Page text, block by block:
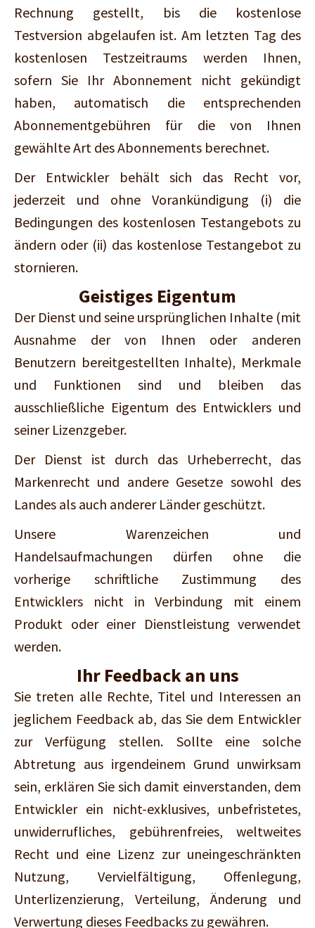
Rechnung gestellt, bis die kostenlose
Testversion abgelaufen ist. Am letzten Tag des
kostenlosen Testzeitraums werden Ihnen,
sofern Sie Ihr Abonnement nicht gekündigt
haben, automatisch die entsprechenden
Abonnementgebühren für die von Ihnen
gewählte Art des Abonnements berechnet.
Der Entwickler behält sich das Recht vor,
jederzeit und ohne Vorankündigung (i) die
Bedingungen des kostenlosen Testangebots zu
ändern oder (ii) das kostenlose Testangebot zu
stornieren.
Geistiges Eigentum
Der Dienst und seine ursprünglichen Inhalte (mit
Ausnahme der von Ihnen oder anderen
Benutzern bereitgestellten Inhalte), Merkmale
und Funktionen sind und bleiben das
ausschließliche Eigentum des Entwicklers und
seiner Lizenzgeber.
Der Dienst ist durch das Urheberrecht, das
Markenrecht und andere Gesetze sowohl des
Landes als auch anderer Länder geschützt.
Unsere Warenzeichen und
Handelsaufmachungen dürfen ohne die
vorherige schriftliche Zustimmung des
Entwicklers nicht in Verbindung mit einem
Produkt oder einer Dienstleistung verwendet
werden.
Ihr Feedback an uns
Sie treten alle Rechte, Titel und Interessen an
jeglichem Feedback ab, das Sie dem Entwickler
zur Verfügung stellen. Sollte eine solche
Abtretung aus irgendeinem Grund unwirksam
sein, erklären Sie sich damit einverstanden, dem
Entwickler ein nicht-exklusives, unbefristetes,
unwiderrufliches, gebührenfreies, weltweites
Recht und eine Lizenz zur uneingeschränkten
Nutzung, Vervielfältigung, Offenlegung,
Unterlizenzierung, Verteilung, Änderung und
Verwertung dieses Feedbacks zu gewähren.